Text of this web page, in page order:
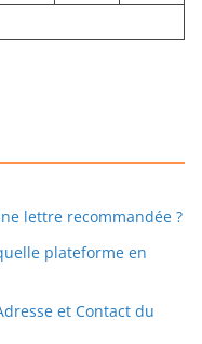
lettre recommandée ?
plateforme en
et Contact du